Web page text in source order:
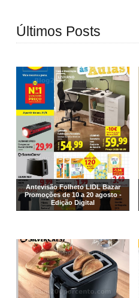
Últimos Posts
Antevisão Folheto LIDL Bazar
Promoções de 10 a 20 agosto -
Edição Digital